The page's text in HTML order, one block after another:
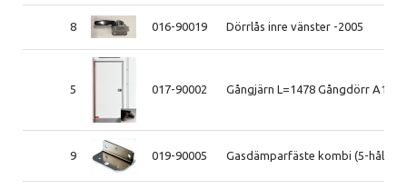
8 016-90019 Dörrlås inre vänster -2005
5 017-90002 Gångjärn L=1478 Gångdörr A10-
9 019-90005 Gasdämparfäste kombi (5-hål)